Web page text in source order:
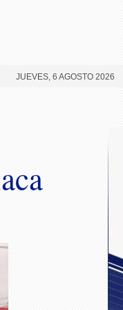
JUEVES, 6 AGOSTO 2026